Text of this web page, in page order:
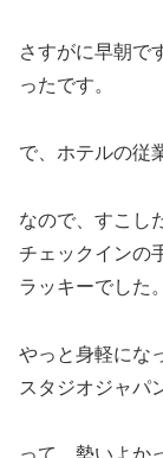
さすがに早朝で
ったです。
で、ホテルの従
なので、すこし
チェックインの
ラッキーでした。
やっと身軽にな
スタジオジャパ